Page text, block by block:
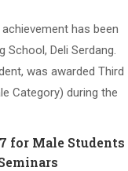
has been
Deli Serdang.
was awarded Third
Category) during the
for Male Students